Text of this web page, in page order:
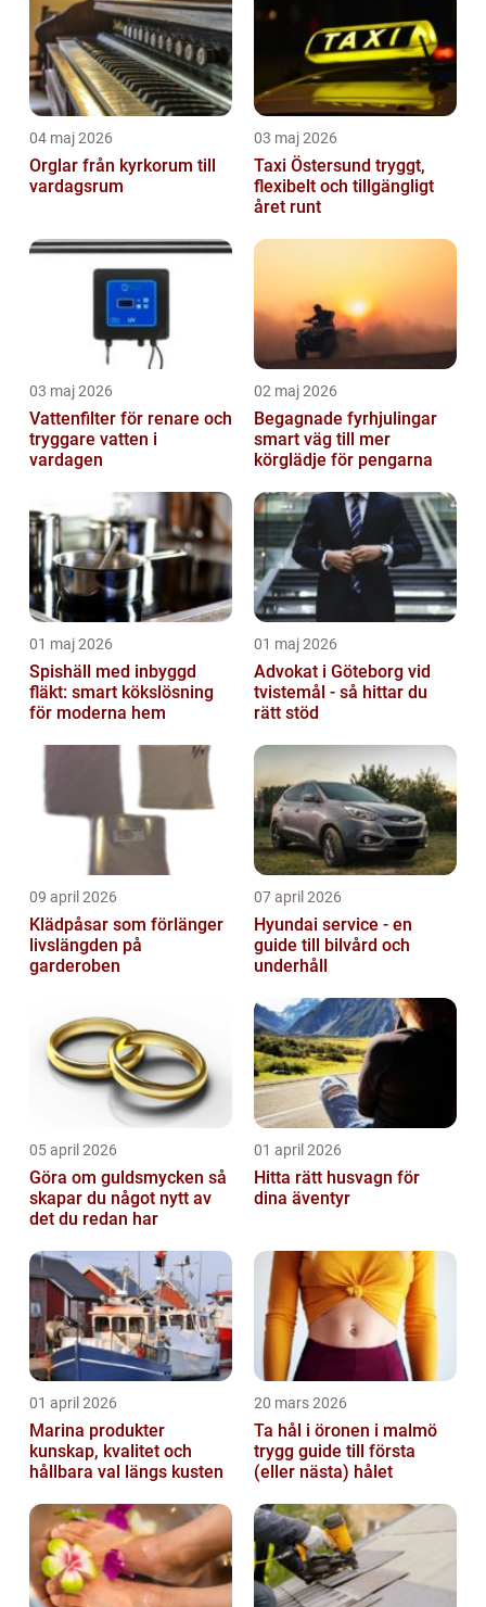
04 maj 2026
Orglar från kyrkorum till
vardagsrum
03 maj 2026
Taxi Östersund tryggt,
flexibelt och tillgängligt
året runt
03 maj 2026
Vattenfilter för renare och
tryggare vatten i
vardagen
02 maj 2026
Begagnade fyrhjulingar
smart väg till mer
körglädje för pengarna
01 maj 2026
Spishäll med inbyggd
fläkt: smart kökslösning
för moderna hem
01 maj 2026
Advokat i Göteborg vid
tvistemål - så hittar du
rätt stöd
09 april 2026
Klädpåsar som förlänger
livslängden på
garderoben
07 april 2026
Hyundai service - en
guide till bilvård och
underhåll
05 april 2026
Göra om guldsmycken så
skapar du något nytt av
det du redan har
01 april 2026
Hitta rätt husvagn för
dina äventyr
01 april 2026
Marina produkter
kunskap, kvalitet och
hållbara val längs kusten
20 mars 2026
Ta hål i öronen i malmö
trygg guide till första
(eller nästa) hålet